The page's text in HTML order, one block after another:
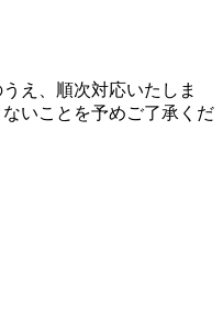
え、順次対応いたしま
いことを予めご了承くだ